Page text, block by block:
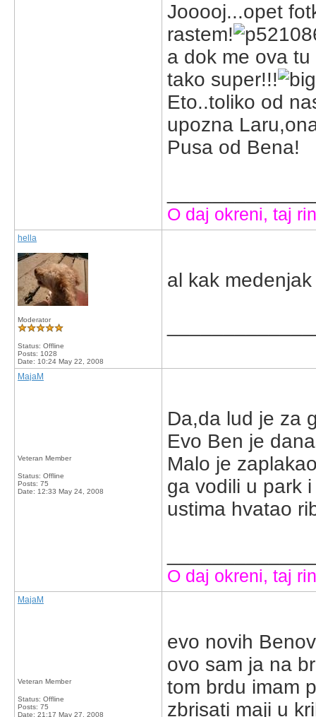
Jooooj...opet
rastem!
a dok me ova
tako super!!!
Eto..toliko od
upozna
Pusa od Bena!
O daj okreni, taj
hella
Moderator
Status: Offline
Posts: 1028
Date: 10:24 May 22, 2008
al kak
MajaM
Veteran Member
Status: Offline
Posts: 75
Date: 12:33 May 24, 2008
Da,da lud je za
Evo Ben je
Malo je
ga vodili u park
ustima hvatao
O daj okreni, taj
MajaM
Veteran Member
Status: Offline
Posts: 75
Date: 21:17 May 27, 2008
evo novih
ovo sam ja na
tom brdu imam
zbrisati maji u